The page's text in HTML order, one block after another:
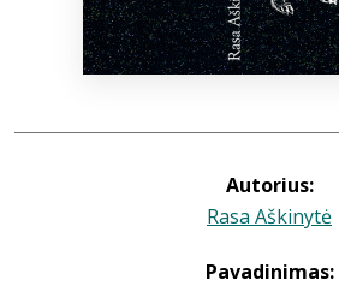
Autorius:
Rasa Aškinytė
Pavadinimas: